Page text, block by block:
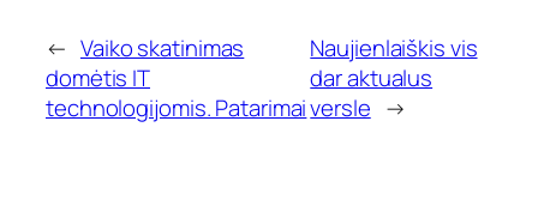
← Vaiko skatinimas
domėtis IT
technologijomis. Patarimai
Naujienlaiškis vis
dar aktualus
versle →